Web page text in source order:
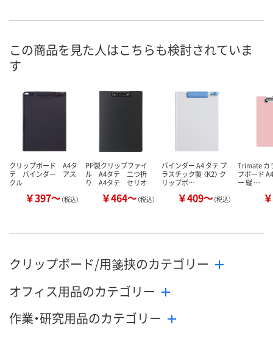
号
お届け日
数量
この商品を見た人はこちらも検討されていま
す
クリップボード A4タ
テ バインダー アス
クル
￥397～（税込）
PP製クリップファイ
ル A4タテ 二つ折
り A4タテ セリオ
￥464～（税込）
バインダー A4 タテ プ
ラスチック製 〈K2〉 ク
リップボ…
￥409～（税込）
Trimate カ
プボード
ー 縦 …
クリップボード/用箋挟のカテゴリー
オフィス用品のカテゴリー
作業・研究用品のカテゴリー